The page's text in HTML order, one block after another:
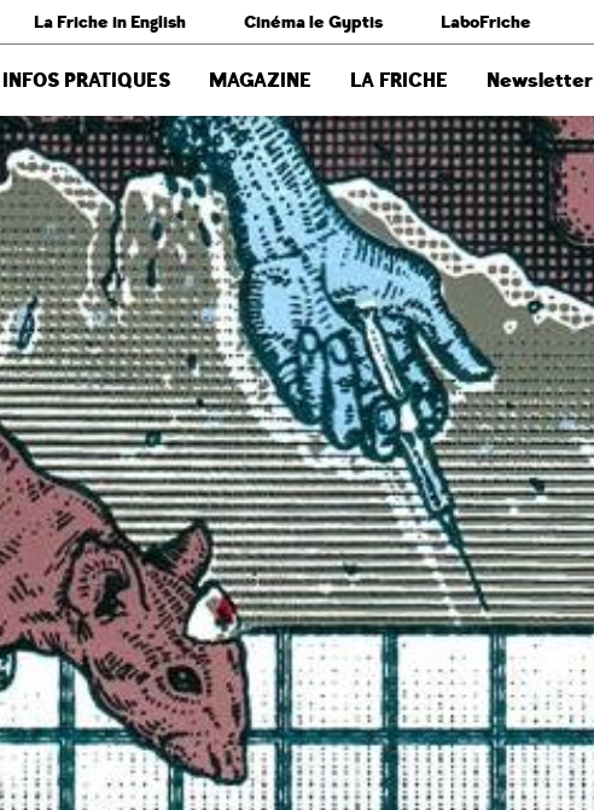
La Friche in English Cinéma le Gyptis LaboFriche
INFOS PRATIQUES MAGAZINE LA FRICHE Newsletter